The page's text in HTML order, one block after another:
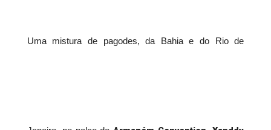
Uma mistura de pagodes, da Bahia e do Rio de